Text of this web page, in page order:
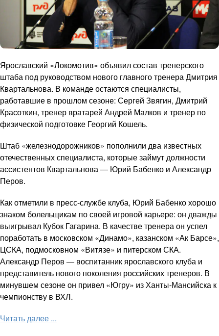
Ярославский «Локомотив» объявил состав тренерского
штаба под руководством нового главного тренера Дмитрия
Квартальнова. В команде остаются специалисты,
работавшие в прошлом сезоне: Сергей Звягин, Дмитрий
Красоткин, тренер вратарей Андрей Малков и тренер по
физической подготовке Георгий Кошель.
Штаб «железнодорожников» пополнили два известных
отечественных специалиста, которые займут должности
ассистентов Квартальнова — Юрий Бабенко и Александр
Перов.
Как отметили в пресс-службе клуба, Юрий Бабенко хорошо
знаком болельщикам по своей игровой карьере: он дважды
выигрывал Кубок Гагарина. В качестве тренера он успел
поработать в московском «Динамо», казанском «Ак Барсе»,
ЦСКА, подмосковном «Витязе» и питерском СКА.
Александр Перов — воспитанник ярославского клуба и
представитель нового поколения российских тренеров. В
минувшем сезоне он привел «Югру» из Ханты-Мансийска к
чемпионству в ВХЛ.
Читать далее ...